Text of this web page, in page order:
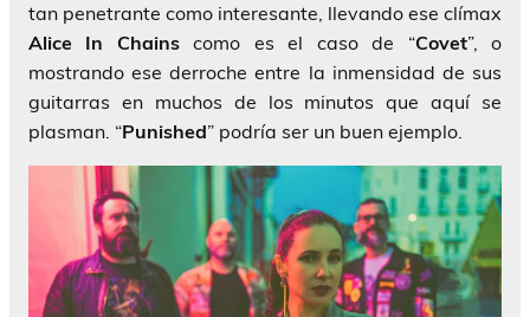
tan penetrante como interesante, llevando ese clímax
Alice In Chainscomo es el caso de “Covet”, o
mostrando ese derroche entre la inmensidad de sus
guitarras en muchos de los minutos que aquí se
plasman. “Punished” podría ser un buen ejemplo.